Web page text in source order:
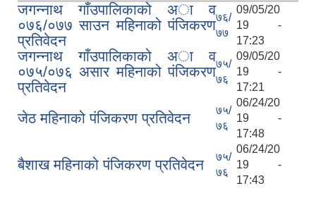
जगन्नाथ गाँउपालिकाको अा व
०७६/०७७ साउन महिनाको पंजिकरण
प्रतिवेदन
७६/
७७
09/05/20
19 -
17:23
जगन्नाथ गाँउपालिकाको अा व
०७५/०७६ असार महिनाको पंजिकरण
प्रतिवेदन
७५/
७६
09/05/20
19 -
17:21
जेठ महिनाको पंजिकरण प्रतिवेदन
७५/
७६
06/24/20
19 -
17:48
बैशाख महिनाको पंजिकरण प्रतिवेदन
७५/
७६
06/24/20
19 -
17:43